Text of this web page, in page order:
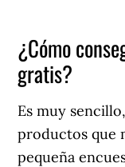
¿Cómo
gratis?
Es muy
productos que
pequeña